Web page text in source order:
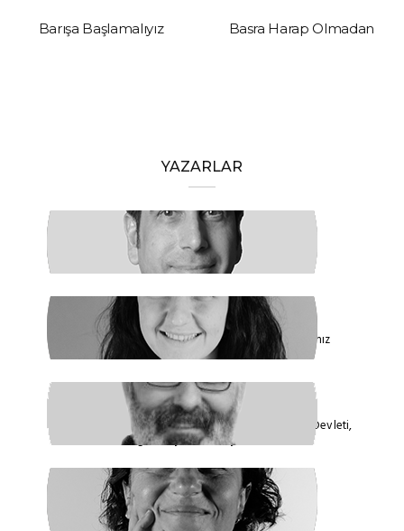
Barışa Başlamalıyız Basra Harap Olmadan
YAZARLAR
HAKAN ÖZTÜRK
Barışa Başlamalıyız
FİDAN ATASELİM
Paketinizle 6284’e Dokunamayacaksınız
VEYSEL AKTAŞ
Faşizmin Yeniden Biçimlenmesi. Kriz Devleti,
Hegemonya ve Türkiye
GÜLSÜM KAV
Şiddetin İlacı, Barışa Kavuşmaktır